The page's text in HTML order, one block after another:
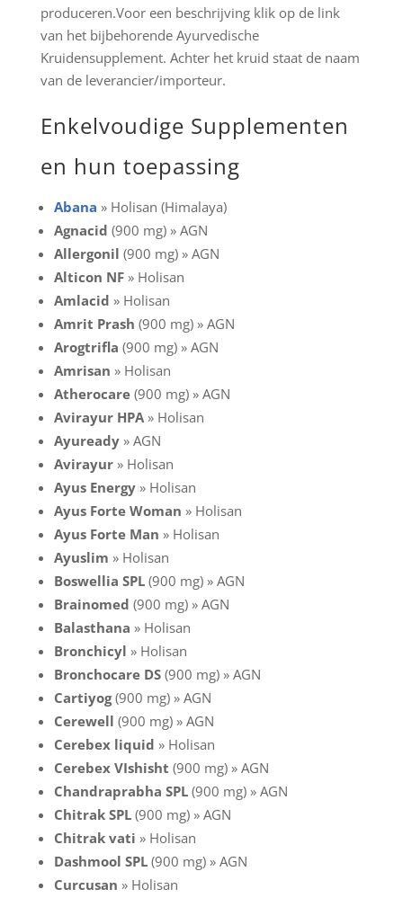
produceren.Voor een beschrijving klik op de link
van het bijbehorende Ayurvedische
Kruidensupplement. Achter het kruid staat de naam
van de leverancier/importeur.
Enkelvoudige Supplementen
en hun toepassing
Abana » Holisan (Himalaya)
Agnacid (900 mg) » AGN
Allergonil (900 mg) » AGN
Alticon NF » Holisan
Amlacid » Holisan
Amrit Prash (900 mg) » AGN
Arogtrifla (900 mg) » AGN
Amrisan » Holisan
Atherocare(900 mg) » AGN
Avirayur HPA» Holisan
Ayuready» AGN
Avirayur» Holisan
Ayus Energy» Holisan
Ayus Forte Woman » Holisan
Ayus Forte Man » Holisan
Ayuslim » Holisan
Boswellia SPL(900 mg) » AGN
Brainomed (900 mg) » AGN
Balasthana » Holisan
Bronchicyl » Holisan
Bronchocare DS(900 mg) » AGN
Cartiyog(900 mg) » AGN
Cerewell (900 mg) » AGN
Cerebex liquid » Holisan
Cerebex VIshisht (900 mg) » AGN
Chandraprabha SPL(900 mg) » AGN
Chitrak SPL(900 mg) » AGN
Chitrak vati » Holisan
Dashmool SPL(900 mg) » AGN
Curcusan » Holisan